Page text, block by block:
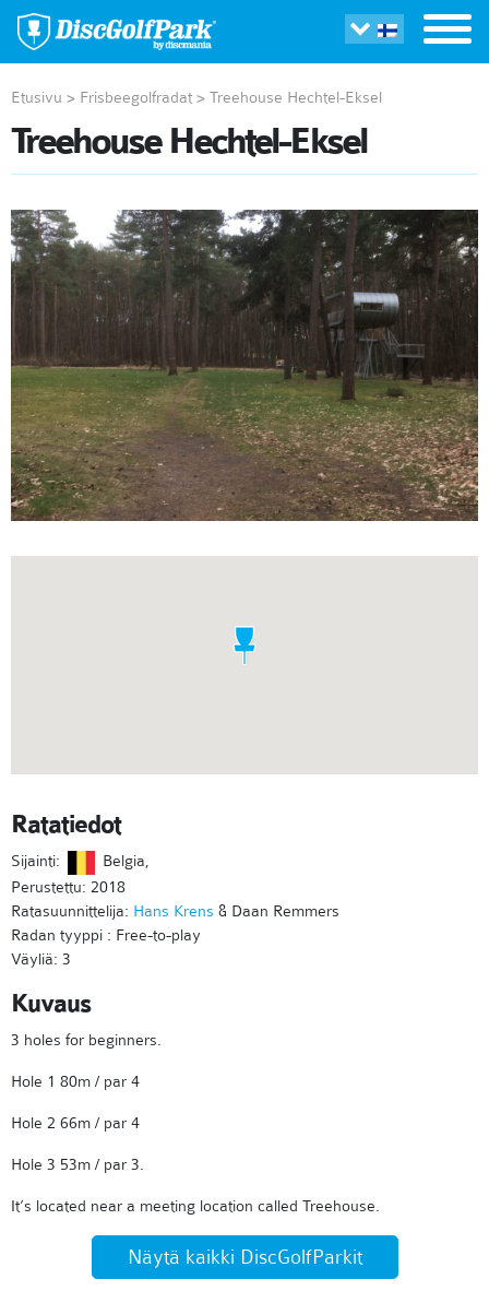
Etusivu > Frisbeegolfradat > Treehouse Hechtel-Eksel
Treehouse Hechtel-Eksel
Ratatiedot
Sijainti:
Belgia,
Perustettu: 2018
Ratasuunnittelija: Hans Krens & Daan Remmers
Radan tyyppi : Free-to-play
Väyliä: 3
Kuvaus
3 holes for beginners.
Hole 1 80m / par 4
Hole 2 66m / par 4
Hole 3 53m / par 3.
It’s located near a meeting location called Treehouse.
Näytä kaikki DiscGolfParkit